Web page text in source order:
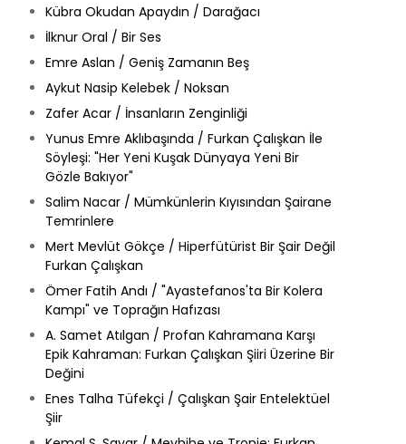
Kübra Okudan Apaydın / Darağacı
İlknur Oral / Bir Ses
Emre Aslan / Geniş Zamanın Beş
Aykut Nasip Kelebek / Noksan
Zafer Acar / İnsanların Zenginliği
Yunus Emre Aklıbaşında / Furkan Çalışkan İle
Söyleşi: "Her Yeni Kuşak Dünyaya Yeni Bir
Gözle Bakıyor"
Salim Nacar / Mümkünlerin Kıyısından Şairane
Temrinlere
Mert Mevlüt Gökçe / Hiperfütürist Bir Şair Değil
Furkan Çalışkan
Ömer Fatih Andı / "Ayastefanos'ta Bir Kolera
Kampı" ve Toprağın Hafızası
A. Samet Atılgan / Profan Kahramana Karşı
Epik Kahraman: Furkan Çalışkan Şiiri Üzerine Bir
Değini
Enes Talha Tüfekçi / Çalışkan Şair Entelektüel
Şiir